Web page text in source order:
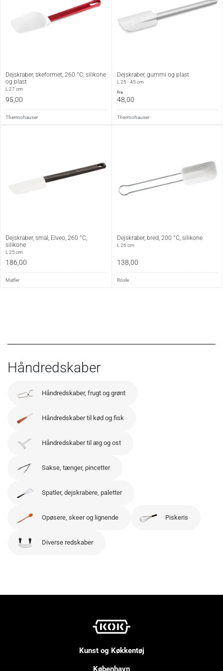
Dejskraber, skeformet, 260 °C, silikone
og plast
L 27 cm
95,00
Thermohauser
Dejskraber, gummi og plast
L 25 - 45 cm
fra
48,00
Thermohauser
Dejskraber, smal, Elveo, 260 °C,
silikone
L 25 cm
186,00
Matfer
Dejskraber, bred, 200 °C, silikone
L 26 cm
138,00
Rösle
Håndredskaber
Håndredskaber, frugt og grønt
Håndredskaber til kød og fisk
Håndredskaber til æg og ost
Sakse, tænger, pincetter
Spatler, dejskrabere, paletter
Opøsere, skeer og lignende Piskeris
Diverse redskaber
Kunst og Køkkentøj
København